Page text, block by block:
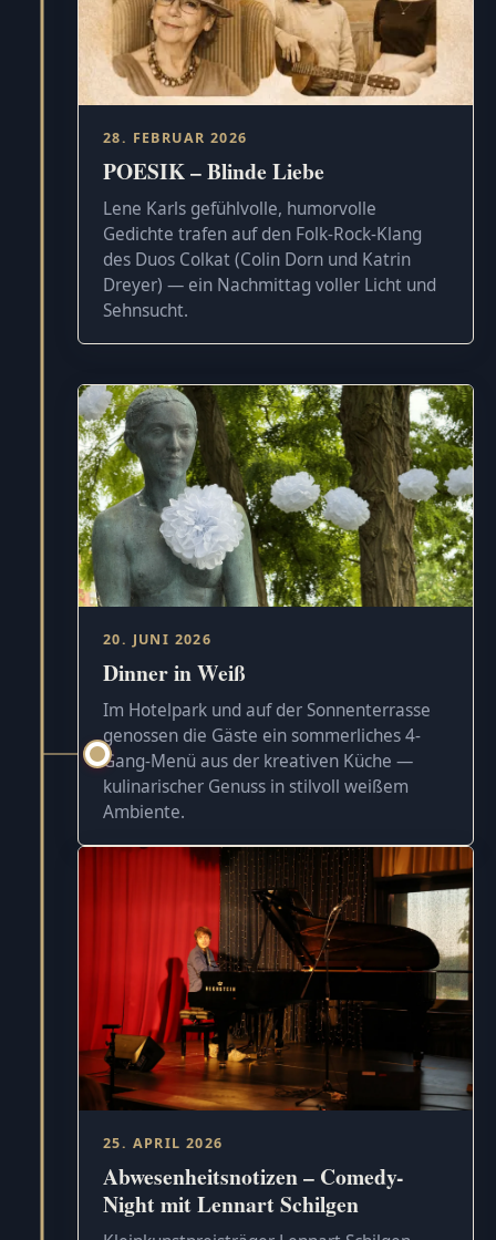
28. FEBRUAR 2026
POESIK – Blinde Liebe
Lene Karls gefühlvolle, humorvolle
Gedichte trafen auf den Folk-Rock-Klang
des Duos Colkat (Colin Dorn und Katrin
Dreyer) — ein Nachmittag voller Licht und
Sehnsucht.
20. JUNI 2026
Dinner in Weiß
Im Hotelpark und auf der Sonnenterrasse
genossen die Gäste ein sommerliches 4-
Gang-Menü aus der kreativen Küche —
kulinarischer Genuss in stilvoll weißem
Ambiente.
25. APRIL 2026
Abwesenheitsnotizen – Comedy-
Night mit Lennart Schilgen